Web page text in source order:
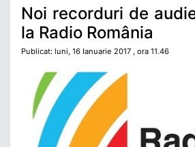
Noi recorduri de
la Radio România
Publicat: luni, 16 Ianuarie 2017 , ora 11.46